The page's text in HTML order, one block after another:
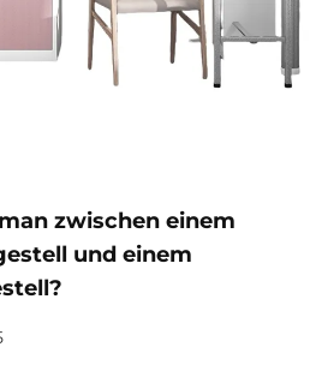
zwischen einem
und einem